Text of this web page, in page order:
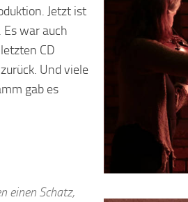
Jetzt ist
war auch
CD
Und viele
gab es
einen Schatz,